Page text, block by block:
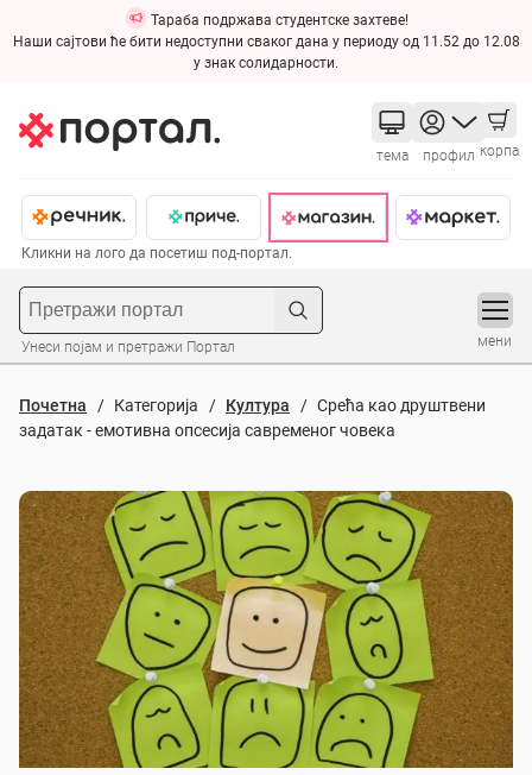
Тараба подржава студентске захтеве!
Наши сајтови ће бити недоступни сваког дана у периоду од 11.52 до 12.08
у знак солидарности.
тема профил корпа
Кликни на лого да посетиш под-портал.
Унеси појам и претражи Портал мени
Почетна Категорија Култура
Срећа као друштвени
задатак - емотивна опсесија савременог човека